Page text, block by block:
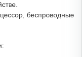
беспроводные